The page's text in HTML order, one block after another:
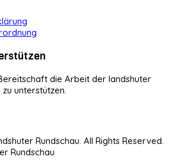
die Arbeit der landshuter
unterstützen.
Rundschau. All Rights Reserved.
Rundschau